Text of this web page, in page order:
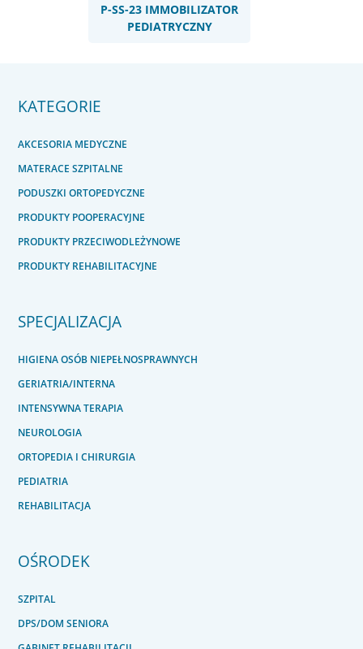
P-SS-23 IMMOBILIZATOR
PEDIATRYCZNY
KATEGORIE
AKCESORIA MEDYCZNE
MATERACE SZPITALNE
PODUSZKI ORTOPEDYCZNE
PRODUKTY POOPERACYJNE
PRODUKTY PRZECIWODLEŻYNOWE
PRODUKTY REHABILITACYJNE
SPECJALIZACJA
HIGIENA OSÓB NIEPEŁNOSPRAWNYCH
GERIATRIA/INTERNA
INTENSYWNA TERAPIA
NEUROLOGIA
ORTOPEDIA I CHIRURGIA
PEDIATRIA
REHABILITACJA
OŚRODEK
SZPITAL
DPS/DOM SENIORA